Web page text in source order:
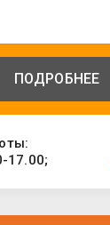
ПОДРОБНЕЕ
17.00;